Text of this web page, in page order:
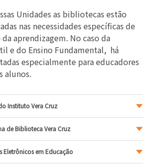
Unidades as bibliotecas estão
nas necessidades específicas de
aprendizagem. No caso da
e do Ensino Fundamental, há
especialmente para educadores
alunos.
Instituto Vera Cruz
de Biblioteca Vera Cruz
Eletrônicos em Educação